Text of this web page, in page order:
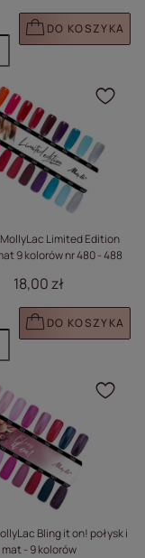
DO KOSZYKA
dodać
Limited Edition
9 kolorów nr 480 - 488
18,00 zł
DO KOSZYKA
dodać
Bling it on! połysk i
mat - 9 kolorów